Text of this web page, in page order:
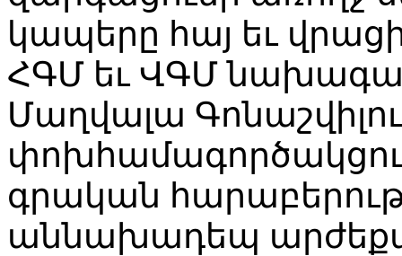
կապերը հայ եւ վրացի
ՀԳՄ եւ ՎԳՄ
Մաղվալա
գրական
աննախադեպ